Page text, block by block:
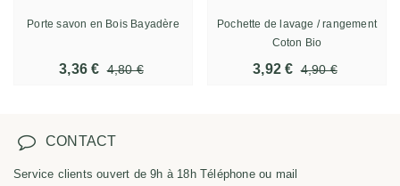
Porte savon en Bois Bayadère
3,36 € 4,80 €
Pochette de lavage / rangement
Coton Bio
3,92 € 4,90 €
CONTACT
Service clients ouvert de 9h à 18h Téléphone ou mail